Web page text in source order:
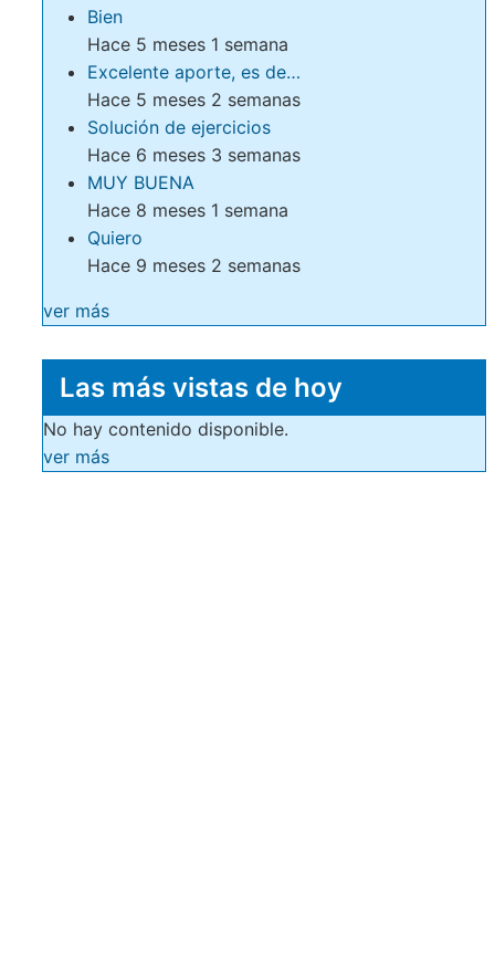
Bien
Hace 5 meses 1 semana
Excelente aporte, es de…
Hace 5 meses 2 semanas
Solución de ejercicios
Hace 6 meses 3 semanas
MUY BUENA
Hace 8 meses 1 semana
Quiero
Hace 9 meses 2 semanas
ver más
Las más vistas de hoy
No hay contenido disponible.
ver más